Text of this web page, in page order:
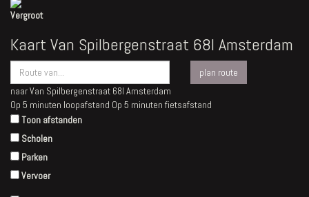
Vergroot
Kaart Van Spilbergenstraat 68I Amsterdam
plan route
naarVan Spilbergenstraat 68I Amsterdam
Op 5 minuten loopafstand Op 5 minuten fietsafstand
Toon afstanden
Scholen
Parken
Vervoer